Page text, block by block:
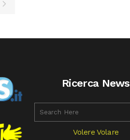
Ricerca News
Volere Volare